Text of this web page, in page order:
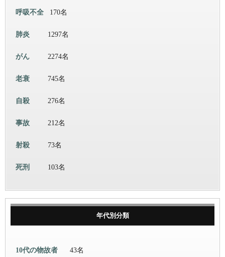
呼吸不全 170名
肺炎 1297名
がん 2274名
老衰 745名
自殺 276名
事故 212名
射殺 73名
死刑 103名
年代別分類
10代の物故者 43名